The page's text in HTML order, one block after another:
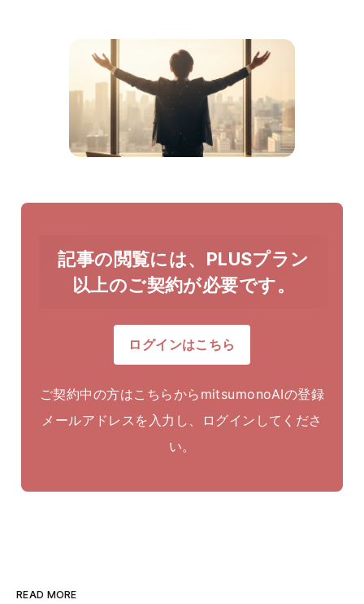
記事の閲覧には、PLUSプラン
以上のご契約が必要です。
ログインはこちら
ご契約中の方はこちらからmitsumonoAIの登録
メールアドレスを入力し、ログインしてくださ
い。
READ MORE